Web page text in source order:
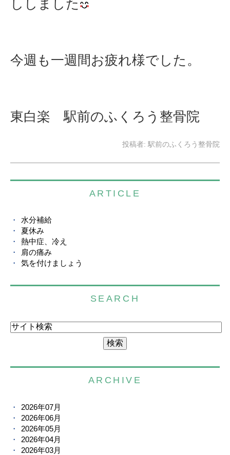
ししました
今週も一週間お疲れ様でした。
東白楽 駅前のふくろう整骨院
投稿者: 駅前のふくろう整骨院
ARTICLE
水分補給
夏休み
熱中症、冷え
肩の痛み
気を付けましょう
SEARCH
ARCHIVE
2026年07月
2026年06月
2026年05月
2026年04月
2026年03月